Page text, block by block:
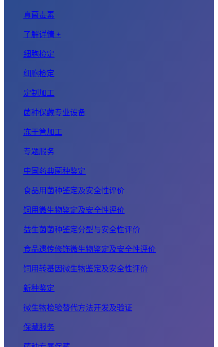
真菌毒素
了解详情 +
细胞检定
细胞检定
定制加工
菌种保藏专业设备
冻干管加工
专题服务
中国药典菌种鉴定
食品用菌种鉴定及安全性评价
饲用微生物鉴定及安全性评价
益生菌菌种鉴定分型与安全性评价
食品遗传修饰微生物鉴定及安全性评价
饲用转基因微生物鉴定及安全性评价
新种鉴定
微生物检验替代方法开发及验证
保藏服务